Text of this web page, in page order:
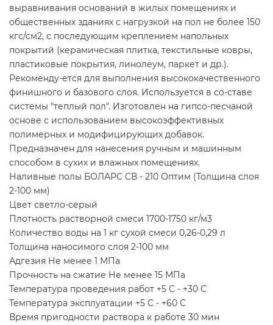
выравнивания оснований в жилых помещениях и
общественных зданиях с нагрузкой на пол не более 150
кгс/см2, с последующим креплением напольных
покрытий (керамическая плитка, текстильные ковры,
пластиковые покрытия, линолеум, паркет и др.).
Рекоменду-ется для выполнения высококачественного
финишного и базового слоя. Используется в со-ставе
системы "теплый пол". Изготовлен на гипсо-песчаной
основе с использованием высокоэффективных
полимерных и модифицирующих добавок.
Предназначен для нанесения ручным и машинным
способом в сухих и влажных помещениях.
Наливные полы БОЛАРС СВ - 210 Оптим (Толщина слоя
2-100 мм)
Цвет светло-серый
Плотность растворной смеси 1700-1750 кг/м3
Количество воды на 1 кг сухой смеси 0,26-0,29 л
Толщина наносимого слоя 2-100 мм
Адгезия Не менее 1 МПа
Прочность на сжатие Не менее 15 МПа
Температура проведения работ +5 С - +30 С
Температура эксплуатации +5 С - +60 С
Время пригодности раствора к работе 30 мин